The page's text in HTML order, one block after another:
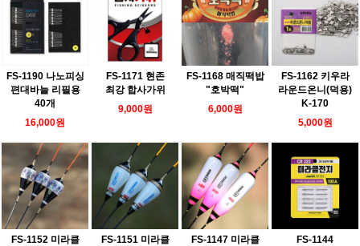
FS-1190 나노피싱
편대바늘 리필용
40개
16,000원
FS-1171 현존
최강 합사가위
9,000원
FS-1168 매직떡밥
"호박떡"
6,000원
FS-1162 키우라
라운드온니(덕용)
K-170
5,000원
FS-1152 미라클
FS-1151 미라클
FS-1147 미라클
FS-1144